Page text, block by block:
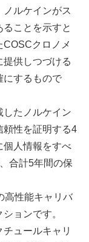
ルケインがス
ことを示すと
クロノメ
供しつづける
にするもので
したノルケイン
頼性を証明する4
個人情報をすべ
合計5年間の保
高性能キャリバ
ョンです。
ュールキャリ